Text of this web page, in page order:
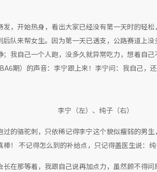
，开始热身，看出大家已经没有第一天时的轻
队来帮女生。因为第一天已透支，公路赛道上
我自己一个人跑，没多久就异常吃力，想着自己
期）的声音：李宁跟上来！李宁问：我自己，
李宁（左）、纯子（右）
的骆驼刺，只依稀记得李宁这个貌似瘦弱的男
！ 不记得怎么到的补给点，只记得盖医生说：
在那等着，我跟自己说再加点力，虽然顾不得